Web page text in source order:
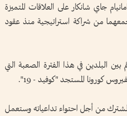
جاي شانكار على العلاقات المتميزة
من شراكة استراتيجية منذ عقود
بين البلدين في هذا الفترة الصعبة التي
كورونا المستجد "كوفيد - 19
"
.
من أجل احتواء تداعياته وستعمل